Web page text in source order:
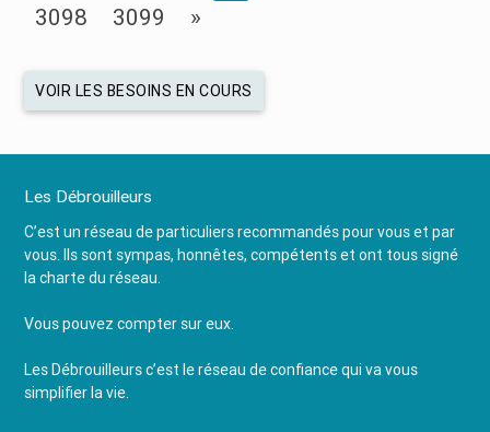
3098
3099 »
VOIR LES BESOINS EN COURS
Les Débrouilleurs
C’est un réseau de particuliers recommandés pour vous et par
vous. Ils sont sympas, honnêtes, compétents et ont tous signé
la charte du réseau.
Vous pouvez compter sur eux.
Les Débrouilleurs c’est le réseau de confiance qui va vous
simplifier la vie.